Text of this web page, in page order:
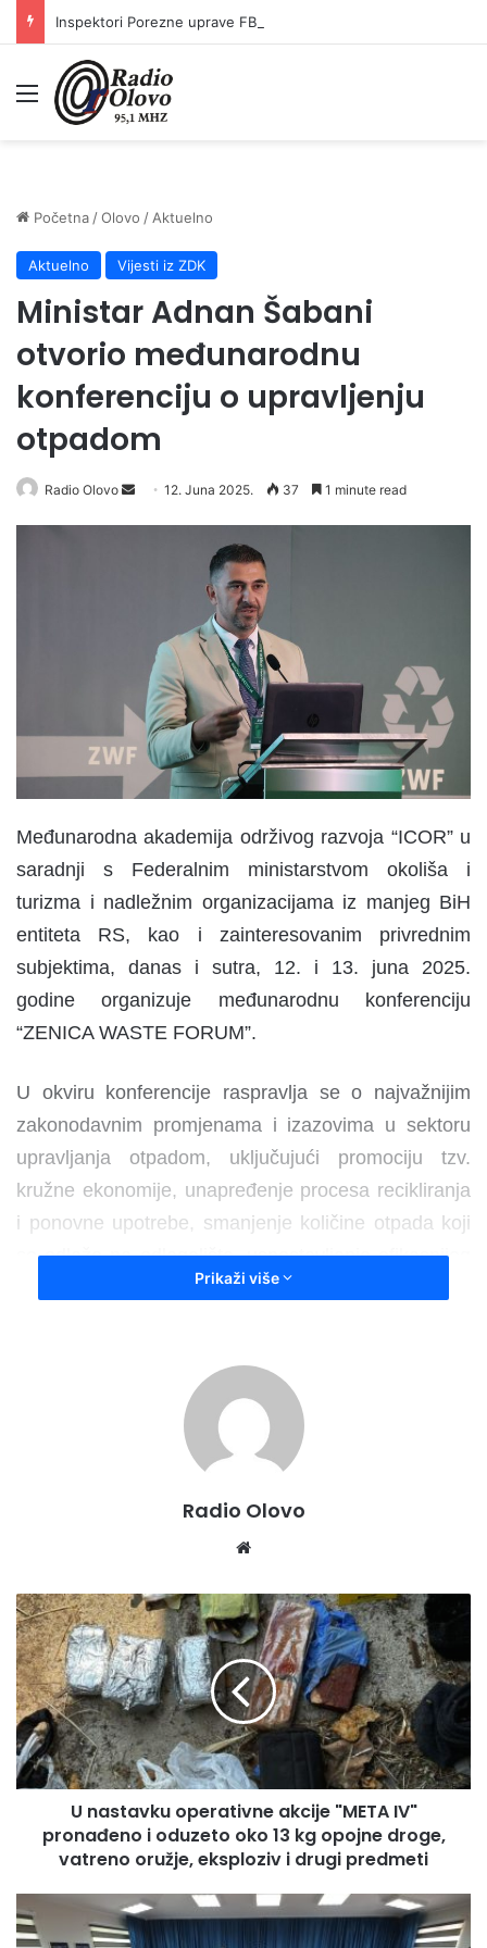
Meni
Početna /Olovo / Aktuelno
Aktuelno Vijesti iz ZDK
Ministar Adnan Šabani
otvorio međunarodnu
konferenciju o upravljenju
otpadom
Radio Olovo
l
12. Juna 2025. 37 1 minute read
Međunarodna akademija održivog razvoja “ICOR” u
saradnji s Federalnim ministarstvom okoliša i
turizma i nadležnim organizacijama iz manjeg BiH
entiteta RS, kao i zainteresovanim privrednim
subjektima, danas i sutra, 12. i 13. juna 2025.
godine organizuje međunarodnu konferenciju
“ZENICA WASTE FORUM”.
U okviru konferencije raspravlja se o najvažnijim
zakonodavnim promjenama i izazovima u sektoru
upravljanja otpadom, uključujući promociju tzv.
kružne ekonomije, unapređenje procesa recikliranja
i ponovne upotrebe, smanjenje količine otpada koji
se odlaže na odlagališta, uspostavljanje efikasnijeg
sistema komunalnih djelatnosti, harmonizaciju sa
tretmanu organskog otpada te potencijalu za
otvaranje novih radnih mjesta. Čast da otvori
konferenciju imao je Adnan Šabani, ministar za
okoline Zeničko – dobojskog kantona.
Prikaži više
Radio Olovo
te
U
n
a
s
t
a
v
k
u
t
U nastavku operativne akcije "META IV"
pronađeno i oduzeto oko 13 kg opojne droge,
vatreno oružje, eksploziv i drugi predmeti
t